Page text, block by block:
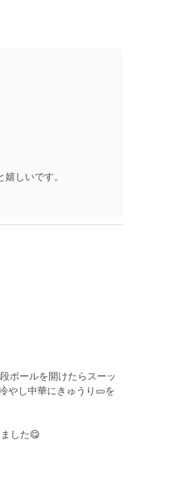
しいです。
ボールを開けたらスーッ
やし中華にきゅうり🥒を
した😋